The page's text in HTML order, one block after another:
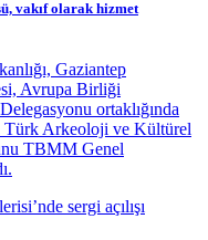
vakıf olarak hizmet
Gaziantep
Avrupa Birliği
ortaklığında
Türk Arkeoloji ve Kültürel
TBMM Genel